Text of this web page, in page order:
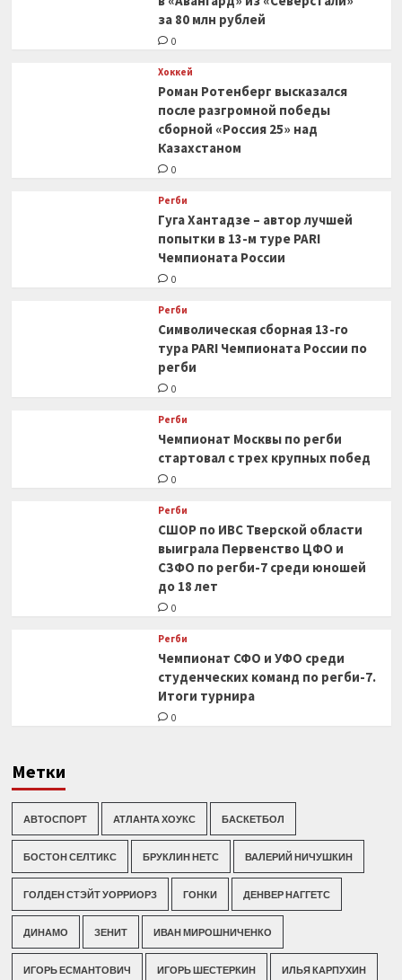
за 80 млн рублей
0
Хоккей
Роман Ротенберг высказался
после разгромной победы
сборной «Россия 25» над
Казахстаном
0
Регби
Гуга Хантадзе – автор лучшей
попытки в 13-м туре PARI
Чемпионата России
0
Регби
Символическая сборная 13-го
тура PARI Чемпионата России по
регби
0
Регби
Чемпионат Москвы по регби
стартовал с трех крупных побед
0
Регби
СШОР по ИВС Тверской области
выиграла Первенство ЦФО и
СЗФО по регби-7 среди юношей
до 18 лет
0
Регби
Чемпионат СФО и УФО среди
студенческих команд по регби-7.
Итоги турнира
0
Метки
АВТОСПОРТ АТЛАНТА ХОУКС БАСКЕТБОЛ
БОСТОН СЕЛТИКС БРУКЛИН НЕТС ВАЛЕРИЙ НИЧУШКИН
ГОЛДЕН СТЭЙТ УОРРИОРЗ ГОНКИ ДЕНВЕР НАГГЕТС
ДИНАМО ЗЕНИТ ИВАН МИРОШНИЧЕНКО
ИГОРЬ ЕСМАНТОВИЧ ИГОРЬ ШЕСТЕРКИН ИЛЬЯ КАРПУХИН